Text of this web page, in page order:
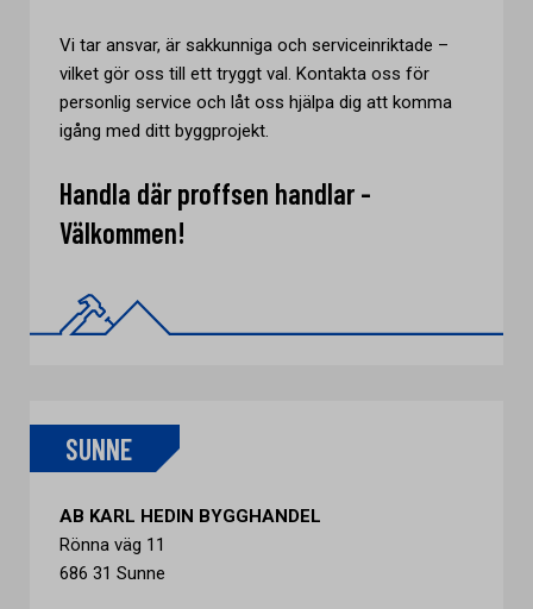
Vi tar ansvar, är sakkunniga och serviceinriktade –
vilket gör oss till ett tryggt val. Kontakta oss för
personlig service och låt oss hjälpa dig att komma
igång med ditt byggprojekt.
Handla där proffsen handlar -
Välkommen!
SUNNE
AB KARL HEDIN BYGGHANDEL
Rönna väg 11
686 31 Sunne